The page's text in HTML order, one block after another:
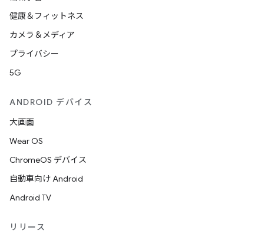
健康＆フィットネス
カメラ＆メディア
プライバシー
5G
ANDROID デバイス
大画面
Wear OS
ChromeOS デバイス
自動車向け Android
Android TV
リリース